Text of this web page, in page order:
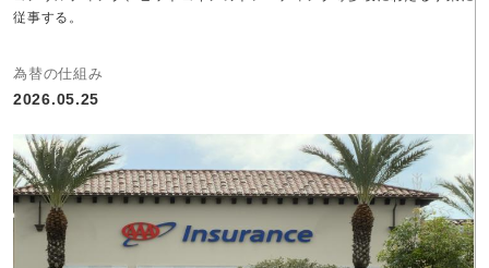
従事する。
為替の仕組み
2026.05.25